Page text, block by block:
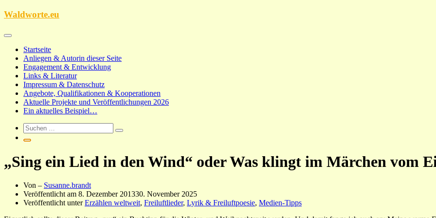
Zum
Waldworte.eu
Startseite
Anliegen & Autorin dieser Seite
Engagement & Entwicklung
Links & Literatur
Impressum & Datenschutz
Angebote, Qualifikationen & Kooperationen
Aktuelle Projekte und Veröffentlichungen 2026
Ein aktuelles Beispiel…
„Sing ein Lied in den Wind“ oder Was klingt im Märchen vom
Von – Susanne.brandt
Veröffentlicht am 8. Dezember 201330. November 2025
Veröffentlicht unterErzählen weltweit, Freiluftlieder, Lyrik & Freiluftpoesie, Medien-Tipps